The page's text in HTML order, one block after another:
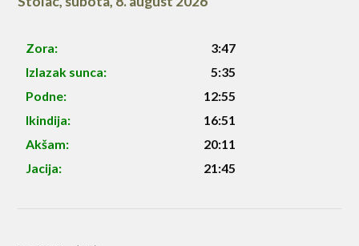
Zora:
3:47
Izlazak sunca:
5:35
Podne:
12:55
Ikindija:
16:51
Akšam:
20:11
Jacija:
21:45